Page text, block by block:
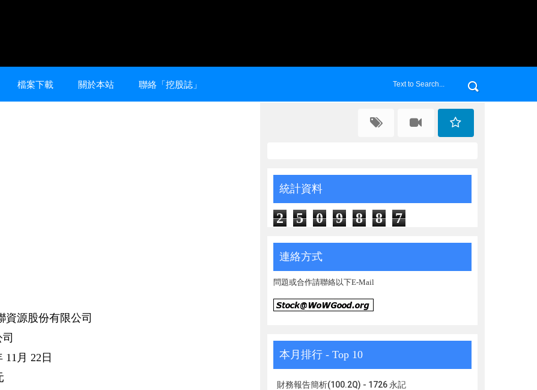
檔案下載 關於本站 聯絡「挖股誌」
資源股份有限公司
11月 22日
統計資料
2 5 0 9 8 8 7
連絡方式
問題或合作請聯絡以下E-Mail
本月排行 - Top 10
財務報告簡析(100.2Q) - 1726 永記